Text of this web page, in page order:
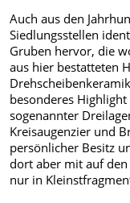
Auch aus den
Siedlungsstellen
Gruben hervor, die
aus hier bestatteten
besonderes
sogenannter
Kreisaugenzier und
persönlicher Besitz
dort aber mit auf den
nur in